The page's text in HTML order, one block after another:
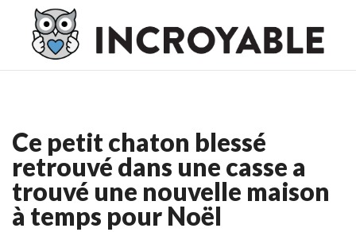
Casino En Ligne France
Casino En Ligne France
Ligne
Ce petit chaton blessé
retrouvé dans une casse a
trouvé une nouvelle maison
à temps pour Noël